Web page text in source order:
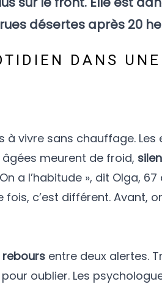
désertes après 20
DANS
à vivre sans chauffage. Les
meurent de froid,
a l’habitude », dit Olga, 67
c’est différent. Avant,
entre deux alertes.
oublier. Les